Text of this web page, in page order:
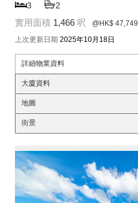
3 2
實用面積 1,466 呎 @HK$ 47,749
上次更新日期 2025年10月18日
詳細物業資料
大廈資料
地圖
街景